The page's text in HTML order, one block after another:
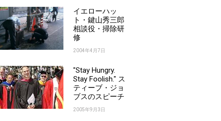
イエローハッ
ト・鍵山秀三郎
相談役・掃除研
修
2004年4月7日
"Stay Hungry.
Stay Foolish." ス
ティーブ・ジョ
ブスのスピーチ
2005年9月3日